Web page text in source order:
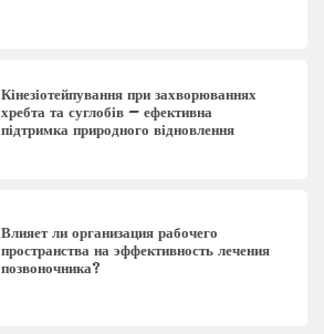
Кінезіотейпування при захворюваннях
хребта та суглобів – ефективна
підтримка природного відновлення
Влияет ли организация рабочего
пространства на эффективность лечения
позвоночника?